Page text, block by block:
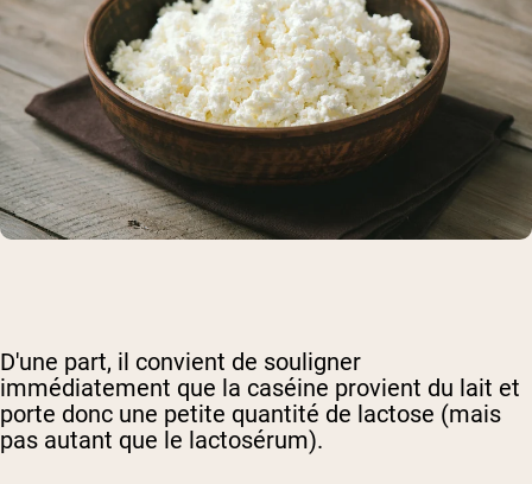
D'une part, il convient de souligner
immédiatement que la caséine provient du lait et
porte donc une petite quantité de lactose (mais
pas autant que le lactosérum).